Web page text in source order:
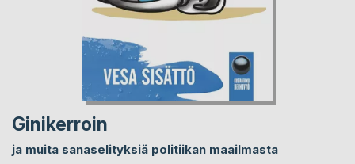
Ginikerroin
ja muita sanaselityksiä politiikan maailmasta